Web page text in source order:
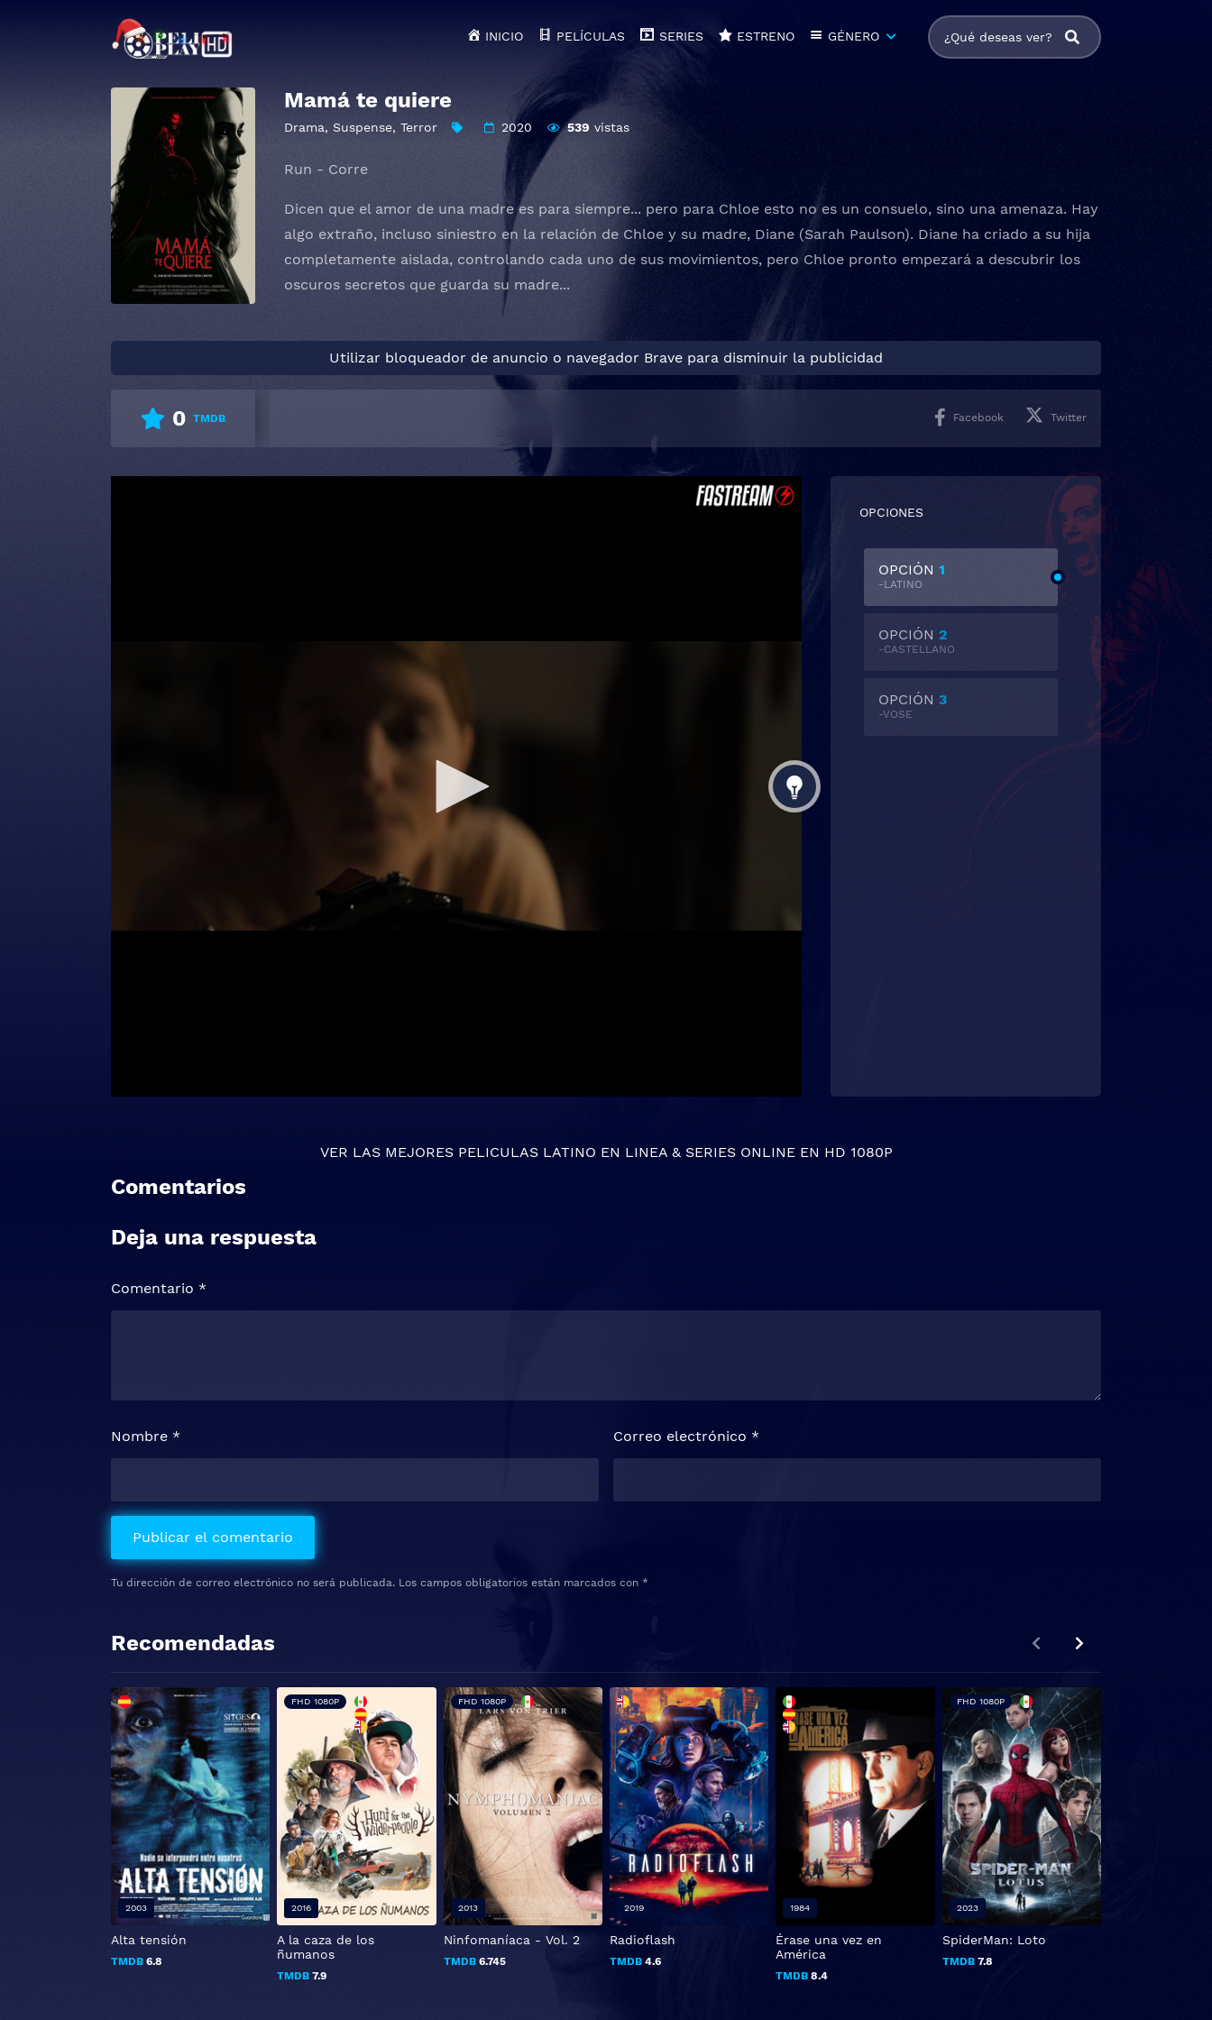
INICIO PELÍCULAS SERIES ESTRENO GÉNERO
Mamá te quiere
Drama, Suspense, Terror 2020 539 vistas
Run - Corre
Dicen que el amor de una madre es para siempre... pero para Chloe esto no es un consuelo, sino una amenaza. Hay
algo extraño, incluso siniestro en la relación de Chloe y su madre, Diane (Sarah Paulson). Diane ha criado a su hija
completamente aislada, controlando cada uno de sus movimientos, pero Chloe pronto empezará a descubrir los
oscuros secretos que guarda su madre...
Utilizar bloqueador de anuncio o navegador Brave para disminuir la publicidad
0 TMDB Facebook Twitter
OPCIONES
OPCIÓN 1
-LATINO
OPCIÓN 2
-CASTELLANO
OPCIÓN 3
-VOSE
VER LAS MEJORES PELICULAS LATINO EN LINEA& SERIES ONLINEEN HD 1080P
Comentarios
Deja una respuesta
Tu dirección de correo electrónico no será publicada. Los campos obligatorios están marcados con *
Comentario *
Nombre * Correo electrónico *
Recomendadas
Alta tensión
TMDB 6.8
2003
A la caza de los
ñumanos
TMDB 7.9
FHD 1080P
2016
Ninfomaníaca - Vol. 2
TMDB6.745
FHD 1080P
2013
Radioflash
TMDB4.6
2019
Érase una vez en
América
TMDB 8.4
1984
SpiderMan: Loto
TMDB7.8
FHD 1080P
2023